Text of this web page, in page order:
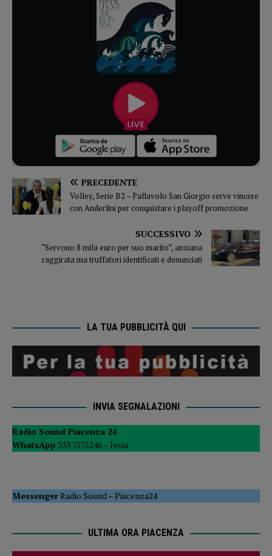
PRECEDENTE
Volley, Serie B2 – Pallavolo San Giorgio serve vincere
con Anderlini per conquistare i playoff promozione
SUCCESSIVO
“Servono 8 mila euro per suo marito”, anziana
raggirata ma truffatori identificati e denunciati
LA TUA PUBBLICITÀ QUI
INVIA SEGNALAZIONI
Radio Sound Piacenza 24
WhatsApp 333 7575246 – Invia
MessengerRadio Sound –Piacenza24
ULTIMA ORA PIACENZA